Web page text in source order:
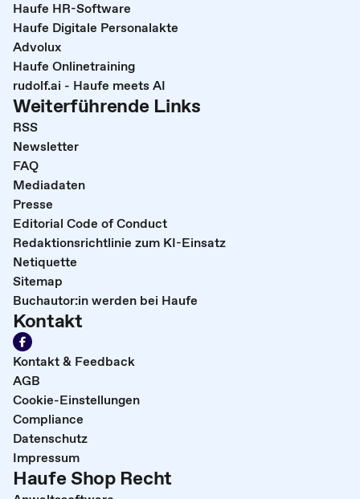
Haufe HR-Software
Haufe Digitale Personalakte
Advolux
Haufe Onlinetraining
rudolf.ai - Haufe meets AI
Weiterführende Links
RSS
Newsletter
FAQ
Mediadaten
Presse
Editorial Code of Conduct
Redaktionsrichtlinie zum KI-Einsatz
Netiquette
Sitemap
Buchautor:in werden bei Haufe
Kontakt
Kontakt & Feedback
AGB
Cookie-Einstellungen
Compliance
Datenschutz
Impressum
Haufe Shop Recht